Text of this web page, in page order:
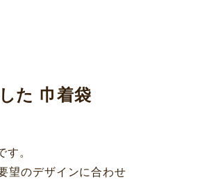
た 巾着袋
す。
望のデザインに合わせ